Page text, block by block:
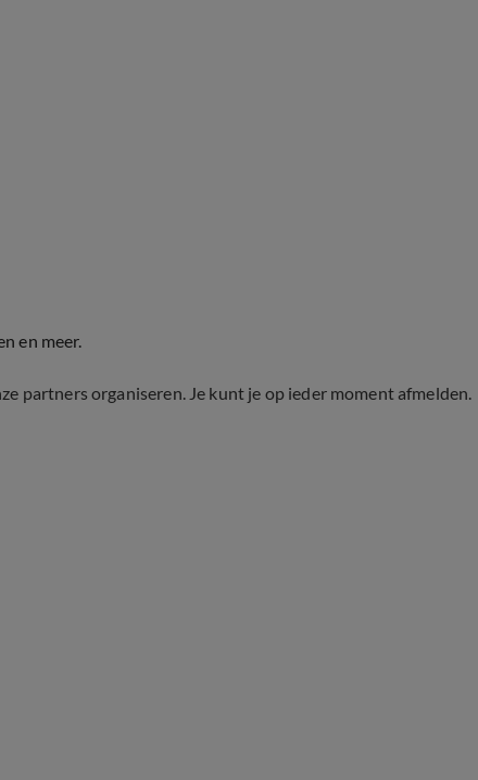
en meer.
partners organiseren. Je kunt je op ieder moment afmelden.